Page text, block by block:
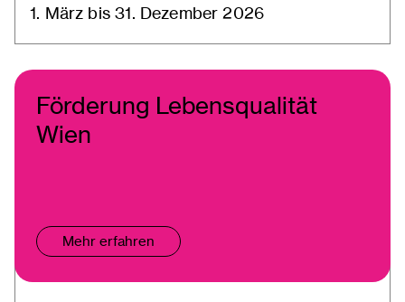
1. März bis 31. Dezember 2026
Förderung Lebensqualität
Wien
Mehr erfahren